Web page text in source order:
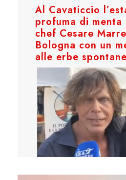
Al Cavaticcio
profuma di menta
chef Cesare
Bologna con un
alle erbe